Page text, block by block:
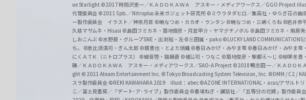
ue Starlight ©2017 時雨沢恵一／ＫＡＤＯＫＡＷＡ アスキー・メディアワークス／GGO Project
代理委員会 ©2011 5pb.／Nitroplus 未来ガジェット研究所 ©ミウラタダヒロ／集英社・ゆらぎ荘の幽
ー製作委員会 イラスト／神奈月昇 ©暁なつめ・カカオ・ランタン ©暁なつめ・三嶋くろね ©岩井恭
久慈マサムネ・Hisasi ©島田フミカネ・築地俊彦・月並甲介・ヤマグチノボル ©島田フミカネ・南房
しおこんぶ ©水野良・グループSNE・出渕裕・左 ©三田誠・pako ©LUCKY LAND
ち。
©恵比須清司・ぎん太郎 ©鏡貴也・とよた瑣織 ©春日みかげ・みやま零 ©春日みかげ・みやま零
にくＡＴＫ（ニトロプラス） ©細音啓・猫鍋蒼 ©橘公司・つなこ ©築地俊彦・駒都え～じ ©柳実冬貴
礫／ＫＡＤＯＫＡＷＡ アスキー・メディアワークス／SAO-A Project ©2018 鴨志田 一／ＫＡＤＯＫ
ght © 2021 Ateam Entertainment Inc. ©Tokyo Broadcasting System Television, Inc. ©DMM / C2 /
スラ製作委員会 ©REKI KAWAHARA 2019 illust：abec ©AZONE INTERNATIONAL・acus/アサルト
こ／富士見書房／「デート･ア･ライブ」製作委員会©春場ねぎ・講談社／「五等分の花嫁」製作委員